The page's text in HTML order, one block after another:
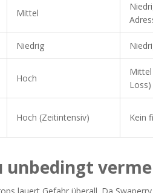
Mittel
Niedrig
Hoch
Loss)
Hoch (Zeitintensiv) Kein
unbedingt